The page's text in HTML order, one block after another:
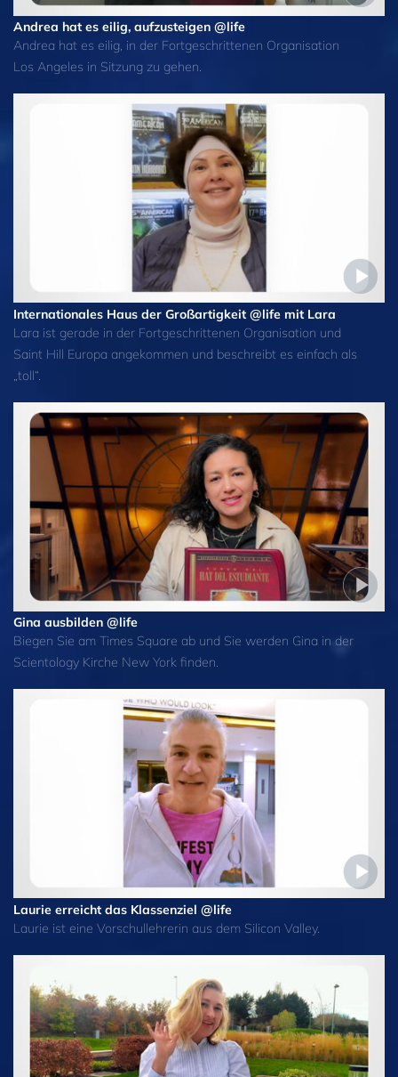
Andrea hat es eilig, aufzusteigen @life
Andrea hat es eilig, in der Fortgeschrittenen Organisation
Los Angeles in Sitzung zu gehen.
Internationales Haus der Großartigkeit @life mit Lara
Lara ist gerade in der Fortgeschrittenen Organisation und
Saint Hill Europa angekommen und beschreibt es einfach als
„toll“.
Gina ausbilden @life
Biegen Sie am Times Square ab und Sie werden Gina in der
Scientology Kirche New York finden.
Laurie erreicht das Klassenziel @life
Laurie ist eine Vorschullehrerin aus dem Silicon Valley.